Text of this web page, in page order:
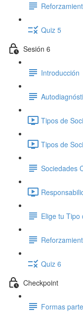
Quiz 5
Sesión 6
Introducción
Tipos de
Tipos de
Sociedades
Elige tu Tipo
Quiz 6
Checkpoint
Formas